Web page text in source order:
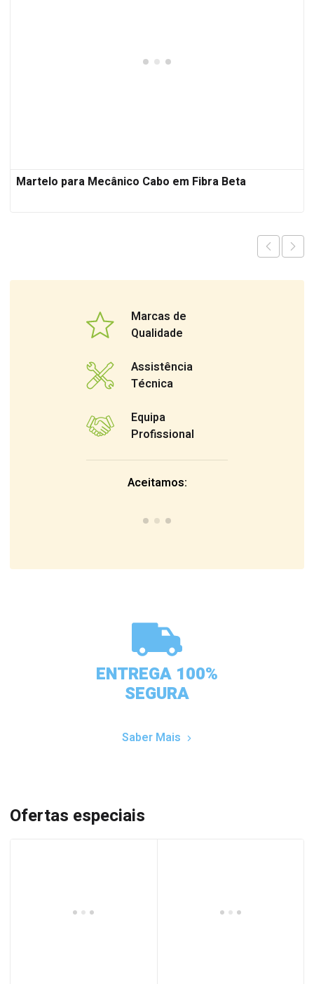
Martelo para Mecânico Cabo em Fibra Beta
Marcas de
Qualidade
Assistência
Técnica
Equipa
Profissional
Aceitamos:
ENTREGA 100%
SEGURA
Saber Mais
Ofertas especiais